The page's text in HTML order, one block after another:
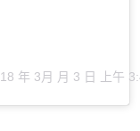
年 3月 月 3 日 上午